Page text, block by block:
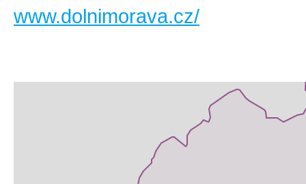
www.dolnimorava.cz/